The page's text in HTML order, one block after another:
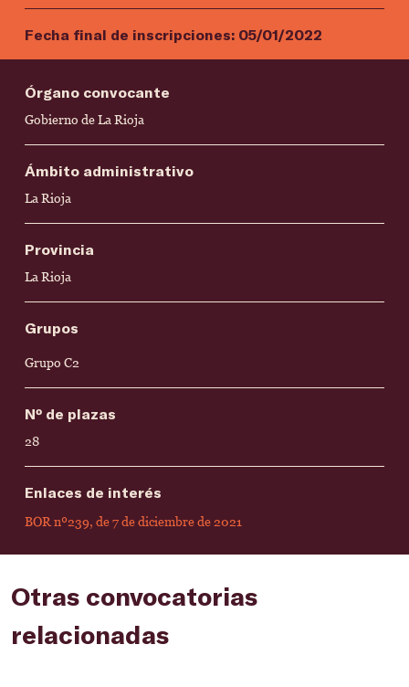
Fecha final de inscripciones: 05/01/2022
Órgano convocante
Gobierno de La Rioja
Ámbito administrativo
La Rioja
Provincia
La Rioja
Grupos
Grupo C2
Nº de plazas
28
Enlaces de interés
BOR nº239, de 7 de diciembre de 2021
Otras convocatorias
relacionadas